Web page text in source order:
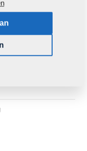
gebruikt